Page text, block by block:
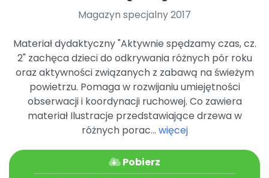
PromocjeMagazyn specjalny 2017
Materiał dydaktyczny "Aktywnie spędzamy czas, cz.
2" zachęca dzieci do odkrywania różnych pór roku
oraz aktywności związanych z zabawą na świeżym
powietrzu. Pomaga w rozwijaniu umiejętności
obserwacji i koordynacji ruchowej. Co zawiera
materiał Ilustracje przedstawiające drzewa w
różnych porac... więcej
Pobierz